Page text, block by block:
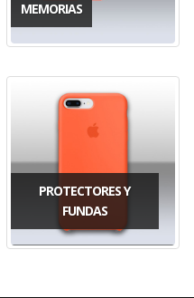
MEMORIAS
PROTECTORES Y
FUNDAS